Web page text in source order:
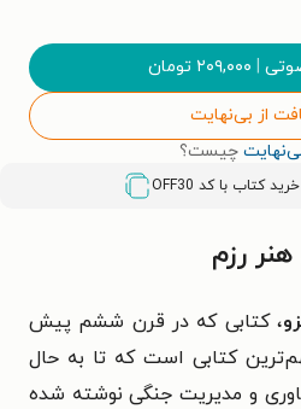
| ۲۰۹,۰۰۰ تومان
از بی‌نهایت
چیست؟
OFF30
رزم
، کتابی که در قرن ششم پیش
کتابی است که تا به حال
و مدیریت جنگی نوشته شده